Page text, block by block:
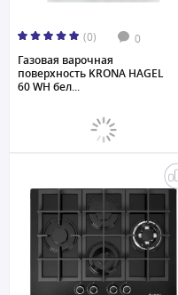
(0) 0
Газовая варочная
поверхность KRONA HAGEL
60 WH бел...